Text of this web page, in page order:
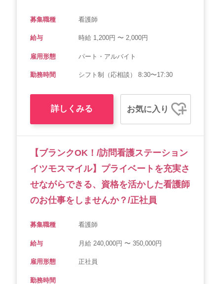
募集職種 看護師
給与 時給 1,200円 〜 2,000円
雇用形態 パート・アルバイト
勤務時間 シフト制（応相談） 8:30〜17:30
詳しくみる お気に入り
【ブランクOK！/訪問看護ステーション
イツモスマイル】プライベートを充実さ
せながらできる、資格を活かした看護師
のお仕事をしませんか？/正社員
募集職種 看護師
給与 月給 240,000円 〜 350,000円
雇用形態 正社員
勤務時間